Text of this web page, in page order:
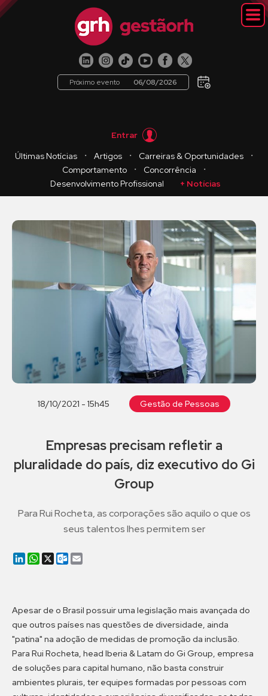
Próximo evento 06/08/2026
Entrar
Últimas Notícias
・ Artigos ・ Carreiras & Oportunidades
・
Comportamento
・ Concorrência
・
Desenvolvimento Profissional
+ Notícias
18/10/2021 - 15h45 Gestão de Pessoas
Empresas precisam refletir a
pluralidade do país, diz executivo do Gi
Group
Para Rui Rocheta, as corporações são aquilo o que os
seus talentos lhes permitem ser
LinkedIn
WhatsApp
X Outlook.com
Apesar de o Brasil possuir uma legislação mais avançada do
que outros países nas questões de diversidade, ainda
"patina" na adoção de medidas de promoção da inclusão.
Para Rui Rocheta, head Iberia & Latam do Gi Group, empresa
de soluções para capital humano, não basta construir
ambientes plurais, ter equipes formadas por pessoas com